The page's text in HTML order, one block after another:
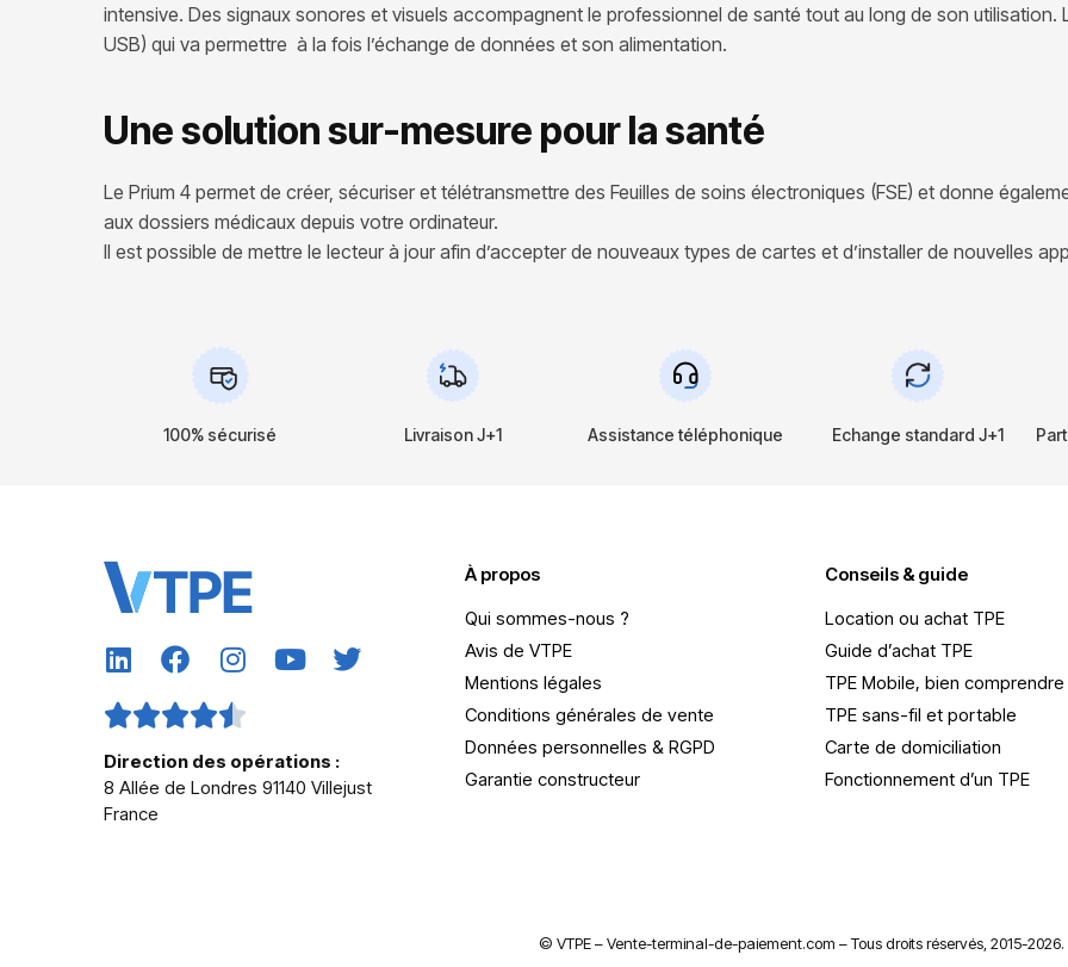
intensive. Des signaux sonores et visuels accompagnent le professionnel de santé tout au long de son utilisation.
USB) qui va permettre à la fois l’échange de données et son alimentation.
Une solution sur-mesure pour la santé
Le Prium 4 permet de créer, sécuriser et télétransmettre des Feuilles de soins électroniques (FSE) et donne
aux dossiers médicaux depuis votre ordinateur.
Il est possible de mettre le lecteur à jour afin d’accepter de nouveaux types de cartes et d’installer de nouvelles
100% sécurisé Livraison J+1 Assistance téléphonique Echange standard J+1
Direction des opérations :
8 Allée de Londres 91140 Villejust
France
À propos
Qui sommes-nous ?
Avis de VTPE
Mentions légales
Conditions générales de vente
Données personnelles & RGPD
Garantie constructeur
Conseils & guide
Location ou achat TPE
Guide d’achat TPE
TPE Mobile, bien comprendre
TPE sans-fil et portable
Carte de domiciliation
Fonctionnement d’un TPE
© VTPE – Vente-terminal-de-paiement.com – Tous droits réservés, 2015-2026.